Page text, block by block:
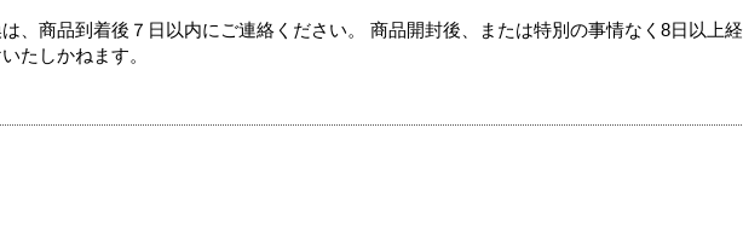
、商品到着後７日以内にご連絡ください。 商品開封後、または特別の事情なく8日以上経
たしかねます。